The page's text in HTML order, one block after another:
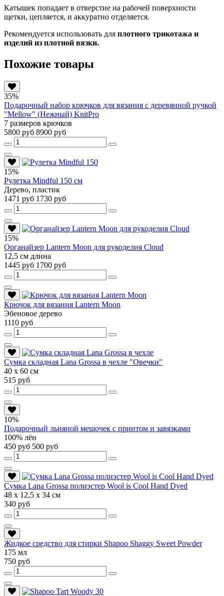
Катышек попадает в отверстие на рабочей поверхности
щетки, цепляется, и аккуратно отделяется.
Рекомендуется использовать для плотного трикотажа и
изделий из плотной вязки.
Похожие товары
35%
Подарочный набор крючков для вязания с деревянной ручкой
"Mellow" (Нежный) KnitPro
7 размеров крючков
5800 руб 8900 руб
15%
Рулетка Mindful 150 см
Дерево, пластик
1471 руб 1730 руб
15%
Органайзер Lantern Moon для рукоделия Cloud
12,5 см длина
1445 руб 1700 руб
Крючок для вязания Lantern Moon
Эбеновое дерево
1110 руб
Сумка складная Lana Grossa в чехле "Овечки"
40 х 60 см
515 руб
10%
Подарочный льняной мешочек с принтом и завязками
100% лён
450 руб 500 руб
Сумка Lana Grossa полиэстер Wool is Cool Hand Dyed
48 х 12,5 х 34 см
340 руб
Жидкое средство для стирки Shapoo Shaggy Sweet Powder
175 мл
750 руб